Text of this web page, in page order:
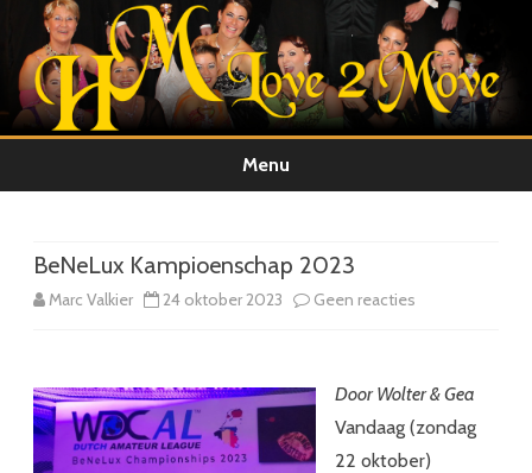
Menu
de
inhoud
BeNeLux Kampioenschap 2023
Marc Valkier 24 oktober 2023 Geen reacties
2023
Door Wolter & Gea
Vandaag (zondag
22 oktober)